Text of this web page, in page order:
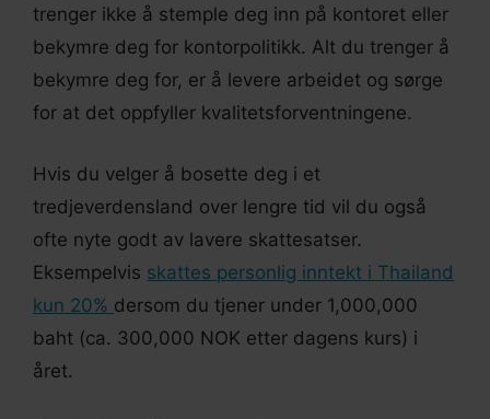
trenger ikke å stemple deg inn på kontoret eller
bekymre deg for kontorpolitikk. Alt du trenger å
bekymre deg for, er å levere arbeidet og sørge
for at det oppfyller kvalitetsforventningene.
Hvis du velger å bosette deg i et
tredjeverdensland over lengre tid vil du også
ofte nyte godt av lavere skattesatser.
Eksempelvis skattes personlig inntekt i Thailand
kun 20% dersom du tjener under 1,000,000
baht (ca. 300,000 NOK etter dagens kurs) i
året.